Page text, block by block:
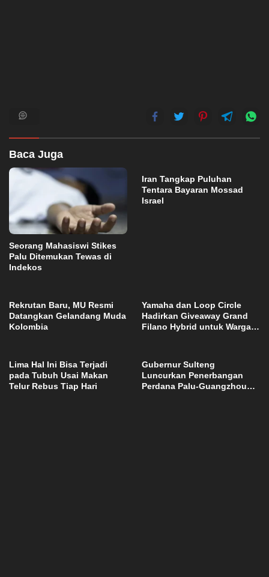
Baca Juga
Seorang Mahasiswi Stikes
Palu Ditemukan Tewas di
Indekos
Iran Tangkap Puluhan
Tentara Bayaran Mossad
Israel
Rekrutan Baru, MU Resmi
Datangkan Gelandang Muda
Kolombia
Yamaha dan Loop Circle
Hadirkan Giveaway Grand
Filano Hybrid untuk Warga
Lima Hal Ini Bisa Terjadi
pada Tubuh Usai Makan
Telur Rebus Tiap Hari
Gubernur Sulteng
Luncurkan Penerbangan
Perdana Palu-Guangzhou